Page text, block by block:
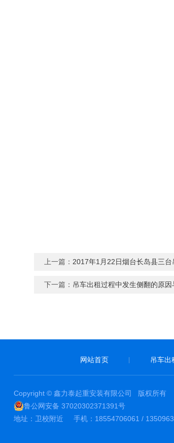
上一篇： 2017年1月22日烟台长岛县三
下一篇： 吊车出租过程中发生侧翻的原
网站首页 吊车出
Copyright © 鑫力泰起重安装有限公司 版权所有
鲁公网安备 37020302371391号
地址：卫校附近 手机：18554706061 /